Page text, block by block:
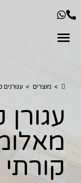
> מוצרים > עגורנים
עגורן
קורתי